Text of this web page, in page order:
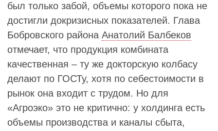
был только забой, объемы которого пока не
достигли докризисных показателей. Глава
Бобровского района Анатолий Балбеков
отмечает, что продукция комбината
качественная – ту же докторскую колбасу
делают по ГОСТу, хотя по себестоимости в
рынок она входит с трудом. Но для
«Агроэко» это не критично: у холдинга есть
объемы производства и каналы сбыта,